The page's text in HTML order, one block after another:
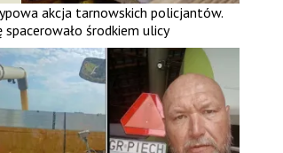
akcja tarnowskich policjantów.
spacerowało środkiem ulicy